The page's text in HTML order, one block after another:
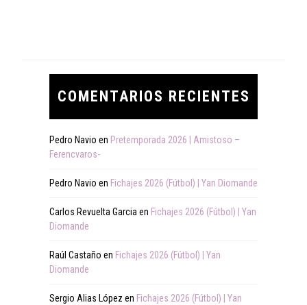
COMENTARIOS RECIENTES
Pedro Navio en Pretemporada 2026 | Amistoso –
Ferencvaros-
Pedro Navio en Fichajes 2026 (Fútbol) | Yan Diomande
Carlos Revuelta Garcia en Fichajes 2026 (Fútbol) | Yan
Diomande
Raúl Castaño en Fichajes 2026 (Fútbol) | Yan
Diomande
Sergio Alias López en Fichajes 2026 (Fútbol) | Yan